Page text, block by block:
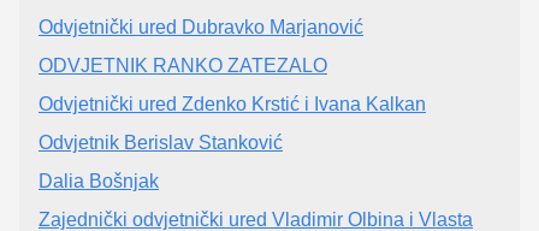
Odvjetnički ured Dubravko Marjanović
ODVJETNIK RANKO ZATEZALO
Odvjetnički ured Zdenko Krstić i Ivana Kalkan
Odvjetnik Berislav Stanković
Dalia Bošnjak
Zajednički odvjetnički ured Vladimir Olbina i Vlasta